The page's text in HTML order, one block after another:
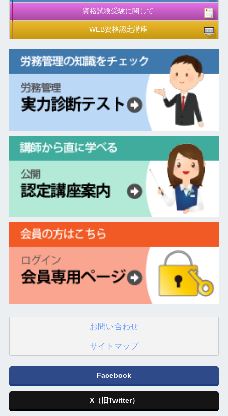
資格試験受験に関して
WEB資格認定講座
お問い合わせ
サイトマップ
Facebook
X（旧Twitter）